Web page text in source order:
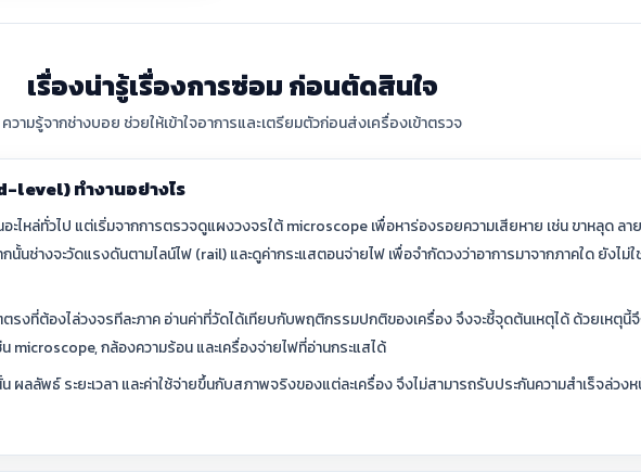
เรื่องน่ารู้เรื่องการซ่อม ก่อนตัดสินใจ
ความรู้จากช่างบอย ช่วยให้เข้าใจอาการและเตรียมตัวก่อนส่งเครื่องเข้าตรวจ
level) ทำงานอย่างไร
ะไหล่ทั่วไป แต่เริ่มจากการตรวจดูแผงวงจรใต้ microscope เพื่อหาร่องรอยความเสียหาย เช่น ขาหลุด ลา
นั้นช่างจะวัดแรงดันตามไลน์ไฟ (rail) และดูค่ากระแสตอนจ่ายไฟ เพื่อจำกัดวงว่าอาการมาจากภาคใด ยังไม่ใ
งที่ต้องไล่วงจรทีละภาค อ่านค่าที่วัดได้เทียบกับพฤติกรรมปกติของเครื่อง จึงจะชี้จุดต้นเหตุได้ ด้วยเหตุนี้จึ
microscope, กล้องความร้อน และเครื่องจ่ายไฟที่อ่านกระแสได้
ผลลัพธ์ ระยะเวลา และค่าใช้จ่ายขึ้นกับสภาพจริงของแต่ละเครื่อง จึงไม่สามารถรับประกันความสำเร็จล่วง